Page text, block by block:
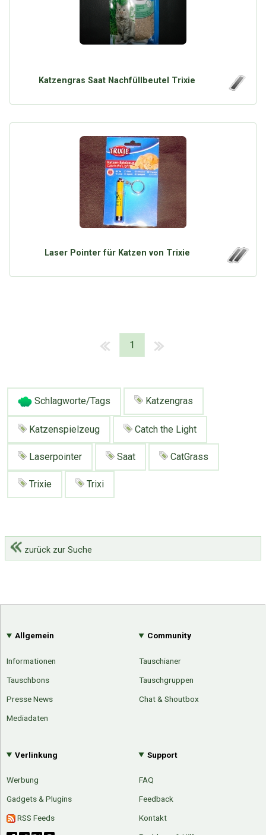
Twitter
Katzengras Saat Nachfüllbeutel Trixie
Laser Pointer für Katzen von Trixie
1
Schlagworte/Tags Katzengras
Katzenspielzeug Catch the Light
Laserpointer Saat CatGrass
Trixie Trixi
zurück zur Suche
Allgemein
Informationen
Tauschbons
Presse News
Mediadaten
Community
Tauschianer
Tauschgruppen
Chat & Shoutbox
Verlinkung
Werbung
Gadgets & Plugins
RSS Feeds
Support
FAQ
Feedback
Kontakt